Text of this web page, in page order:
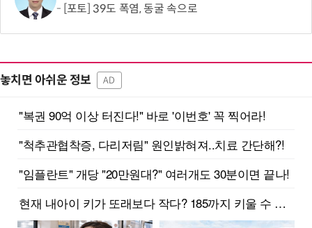
[포토] 39도 폭염, 동굴 속으로
놓치면 아쉬운 정보 AD